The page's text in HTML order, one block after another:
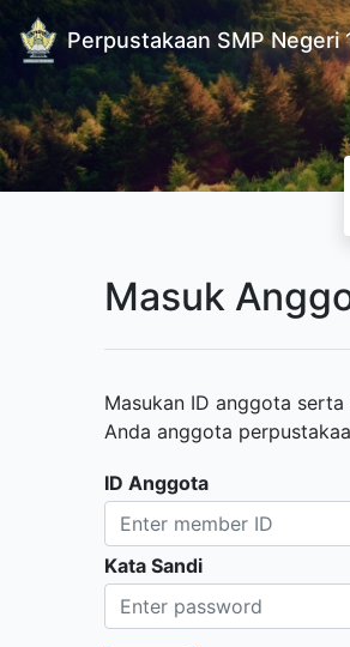
Perpustakaan SMP Negeri
Masuk
Masukan ID anggota
Anda anggota
ID Anggota
Kata Sandi